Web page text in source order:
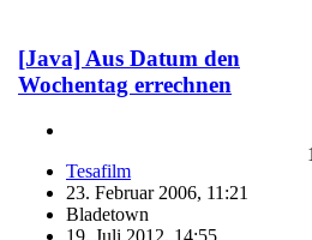
[Java] Aus Datum den
Wochentag errechnen
Tesafilm
23. Februar 2006, 11:21
Bladetown